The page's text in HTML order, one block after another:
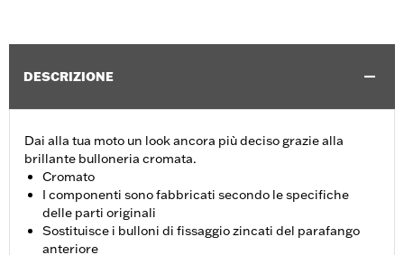
DESCRIZIONE
Dai alla tua moto un look ancora più deciso grazie alla
brillante bulloneria cromata.
Cromato
I componenti sono fabbricati secondo le specifiche
delle parti originali
Sostituisce i bulloni di fissaggio zincati del parafango
anteriore